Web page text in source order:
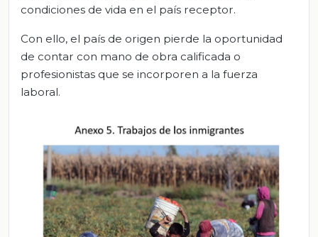
condiciones de vida en el país receptor.
Con ello, el país de origen pierde la oportunidad
de contar con mano de obra calificada o
profesionistas que se incorporen a la fuerza
laboral.